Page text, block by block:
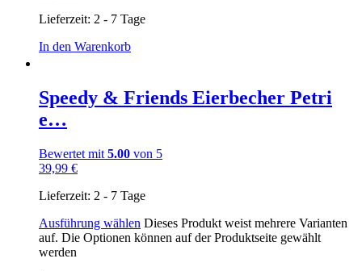
Lieferzeit: 2 - 7 Tage
In den Warenkorb
Speedy & Friends Eierbecher Petri
e…
Bewertet mit 5.00 von 5
39,99 €
Lieferzeit: 2 - 7 Tage
Ausführung wählen Dieses Produkt weist mehrere Varianten
auf. Die Optionen können auf der Produktseite gewählt
werden